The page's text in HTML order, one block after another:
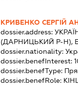
КРИВЕНКО СЕРГІЙ
dossier.address:
(ДАРНИЦЬКИЙ Р-Н),
dossier.nationality:
dossier.benefInterest:
dossier.benefType:
dossier.benefRole: